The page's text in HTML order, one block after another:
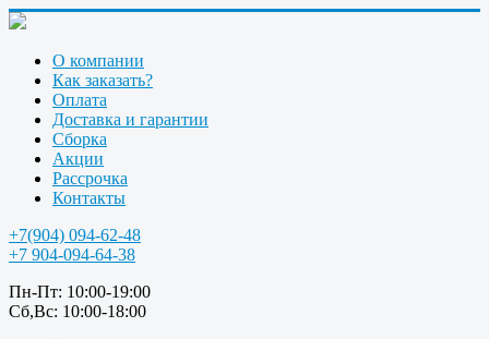
О компании
Как заказать?
Оплата
Доставка и гарантии
Сборка
Акции
Рассрочка
Контакты
+7(904) 094-62-48
+7 904-094-64-38
Пн-Пт: 10:00-19:00
Сб,Вс: 10:00-18:00